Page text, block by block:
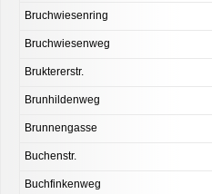
Bruchwiesenring
Bruchwiesenweg
Bruktererstr.
Brunhildenweg
Brunnengasse
Buchenstr.
Buchfinkenweg